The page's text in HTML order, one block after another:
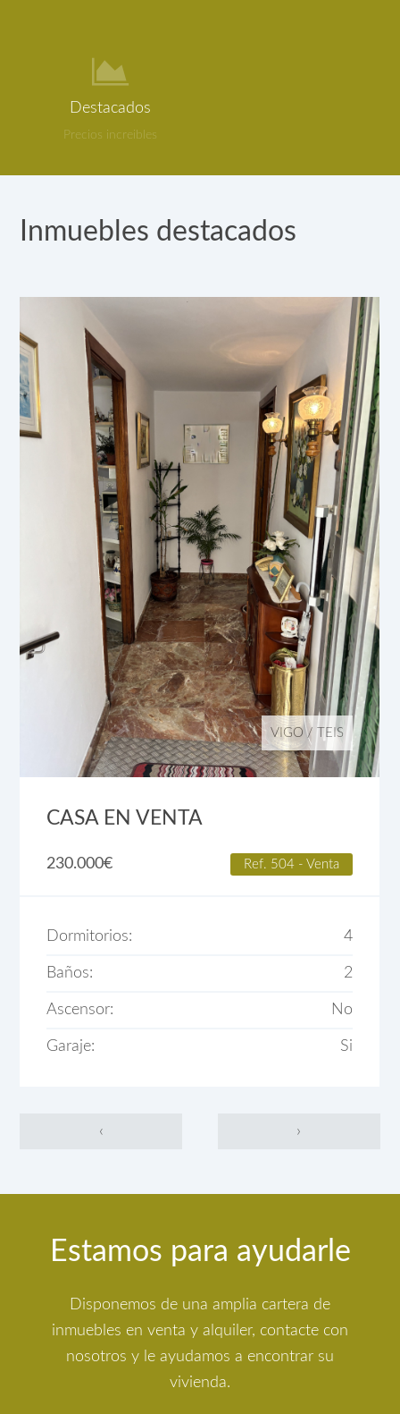
Destacados
Precios increibles
Inmuebles destacados
VIGO / TEIS
CASA EN VENTA
230.000€ Ref. 504 - Venta
Dormitorios: 4
Baños: 2
Ascensor: No
Garaje: Si
‹ ›
Estamos para ayudarle
Disponemos de una amplia cartera de
inmuebles en venta y alquiler, contacte con
nosotros y le ayudamos a encontrar su
vivienda.